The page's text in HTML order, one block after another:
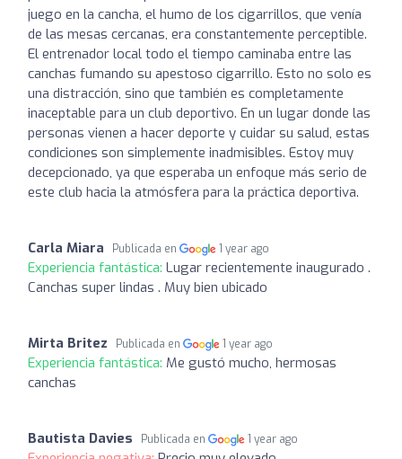
juego en la cancha, el humo de los cigarrillos, que venía
de las mesas cercanas, era constantemente perceptible.
El entrenador local todo el tiempo caminaba entre las
canchas fumando su apestoso cigarrillo. Esto no solo es
una distracción, sino que también es completamente
inaceptable para un club deportivo. En un lugar donde las
personas vienen a hacer deporte y cuidar su salud, estas
condiciones son simplemente inadmisibles. Estoy muy
decepcionado, ya que esperaba un enfoque más serio de
este club hacia la atmósfera para la práctica deportiva.
Carla Miara Publicada en 1 year ago
Experiencia fantástica: Lugar recientemente inaugurado .
Canchas super lindas . Muy bien ubicado
Mirta Britez Publicada en 1 year ago
Experiencia fantástica: Me gustó mucho, hermosas
canchas
Bautista Davies Publicada en 1 year ago